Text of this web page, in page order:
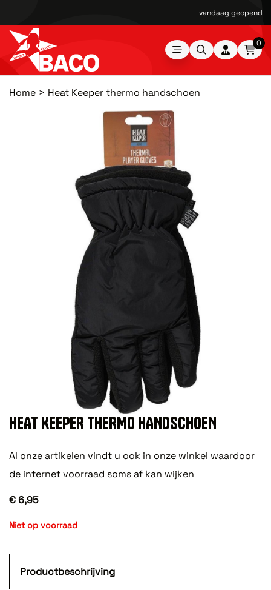
vandaag geopend
0
Home Heat Keeper thermo handschoen
HEAT KEEPER THERMO HANDSCHOEN
Al onze artikelen vindt u ook in onze winkel waardoor
de internet voorraad soms af kan wijken
€ 6,95
Niet op voorraad
Productbeschrijving